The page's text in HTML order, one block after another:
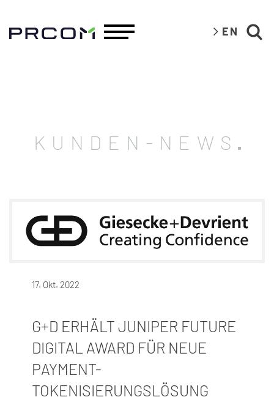
EN
KUNDEN-NEWS
17. Okt. 2022
G+D ERHÄLT JUNIPER FUTURE
DIGITAL AWARD FÜR NEUE
PAYMENT-
TOKENISIERUNGSLÖSUNG